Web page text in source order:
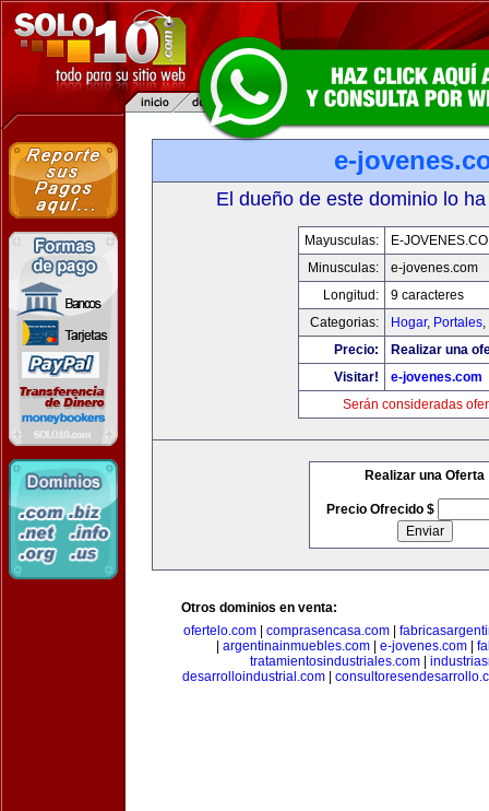
e-
El dueño de este dominio lo
Mayusculas:
E-
Minusculas:
e-jovenes.com
Longitud:
9 caracteres
Categorias:
Hogar, Portales,
Precio:
Realizar una
Visitar!
e-jovenes.com
Serán consideradas
Realizar una Oferta
Precio Ofrecido $
Otros dominios en venta:
ofertelo.com| comprasencasa.com|
argentinainmuebles.com| e-jovenes.com|
tratamientosindustriales.com
desarrolloindustrial.com|